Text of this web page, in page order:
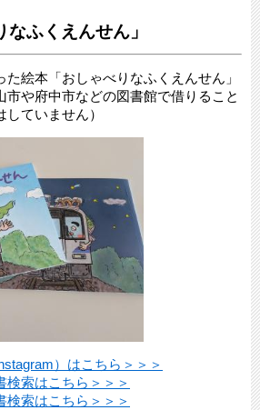
ふくえんせん」
絵本「おしゃべりなふくえんせん」
市や府中市などの図書館で借りること
ていません）
）はこちら＞＞＞
検索はこちら＞＞＞
検索はこちら＞＞＞